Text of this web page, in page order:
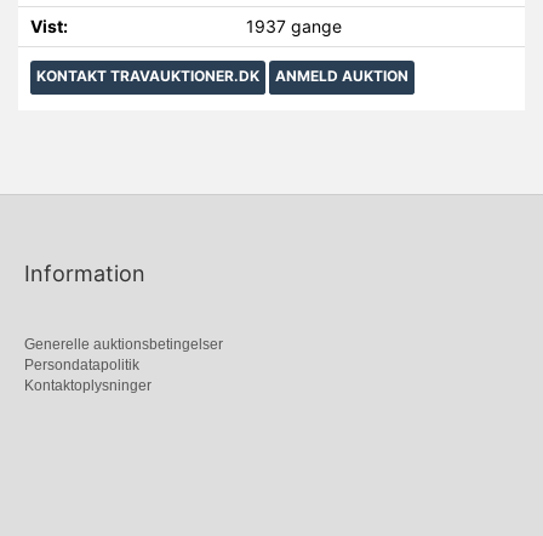
Vist:
1937 gange
KONTAKT TRAVAUKTIONER.DK ANMELD AUKTION
Information
Generelle auktionsbetingelser
Persondatapolitik
Kontaktoplysninger